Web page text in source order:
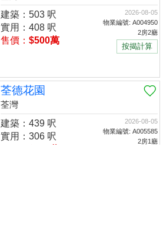
2026-08-05
物業編號: A004950
2房2廳
按揭計算
建築：503 呎
實用：408 呎
售價： $500萬
荃德花園
荃灣
2026-08-05
物業編號: A005585
2房1廳
建築：439 呎
實用：306 呎